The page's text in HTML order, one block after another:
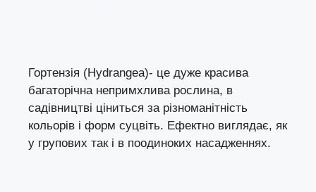
Гортензія (Hydrangea)- це дуже красива
багаторічна непримхлива рослина, в
садівництві ціниться за різноманітність
кольорів і форм суцвіть. Ефектно виглядає, як
у групових так і в поодиноких насадженнях.